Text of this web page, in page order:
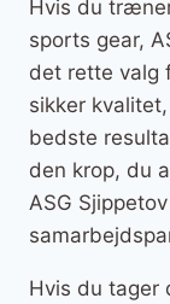
Hvis du
sports gear,
det rette valg
sikker
bedste
den krop, du
ASG
Hvis du tager